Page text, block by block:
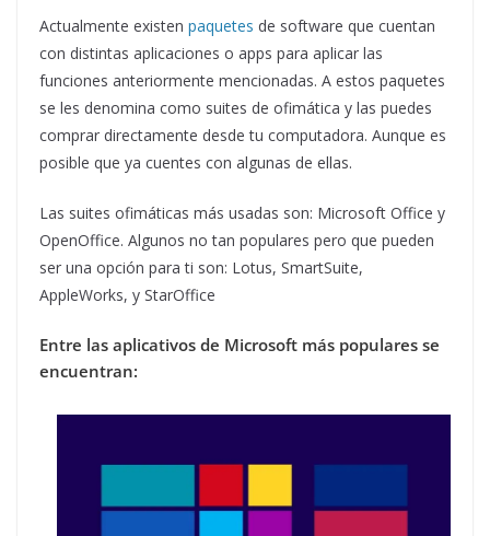
Actualmente existen paquetes de software que cuentan
con distintas aplicaciones o apps para aplicar las
funciones anteriormente mencionadas. A estos paquetes
se les denomina como suites de ofimática y las puedes
comprar directamente desde tu computadora. Aunque es
posible que ya cuentes con algunas de ellas.
Las suites ofimáticas más usadas son: Microsoft Office y
OpenOffice. Algunos no tan populares pero que pueden
ser una opción para ti son: Lotus, SmartSuite,
AppleWorks, y StarOffice
Entre las aplicativos de Microsoft más populares se
encuentran: